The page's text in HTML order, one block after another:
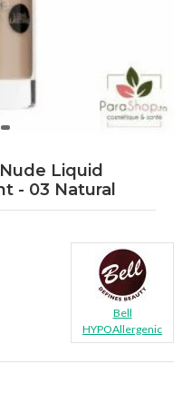
Liquid
- 03 Natural
Bell
HYPOAllergenic